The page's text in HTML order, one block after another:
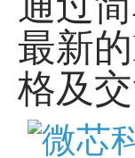
最新
格及